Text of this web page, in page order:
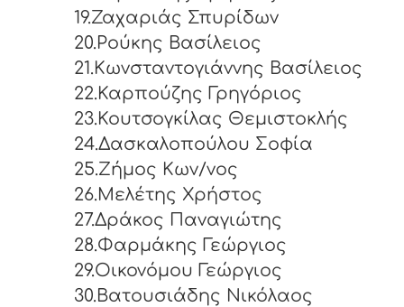
19.Ζαχαριάς Σπυρίδων
20.Ρούκης Βασίλειος
21.Κωνσταντογιάννης Βασίλειος
22.Καρπούζης Γρηγόριος
23.Κουτσογκίλας Θεμιστοκλής
24.Δασκαλοπούλου Σοφία
25.Ζήμος Κων/νος
26.Μελέτης Χρήστος
27.Δράκος Παναγιώτης
28.Φαρμάκης Γεώργιος
29.Οικονόμου Γεώργιος
30.Βατουσιάδης Νικόλαος